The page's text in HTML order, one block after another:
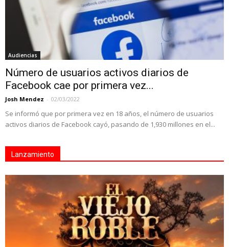
Audiencias
Número de usuarios activos diarios de
Facebook cae por primera vez...
Josh Mendez - 02/03/2022
Se informó que por primera vez en 18 años, el número de usuarios
activos diarios de Facebook cayó, pasando de 1,930 millones en el...
Lanzamiento